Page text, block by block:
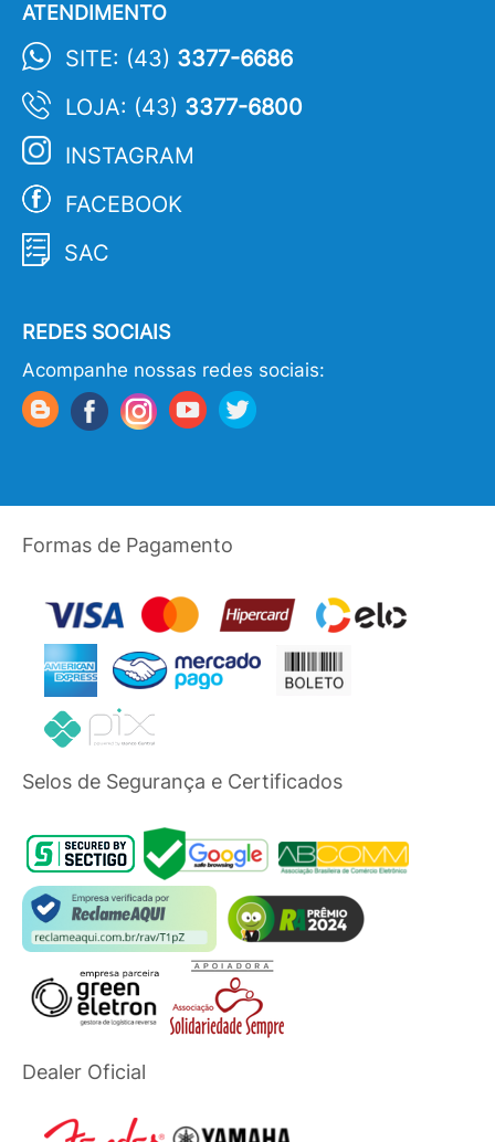
ATENDIMENTO
SITE: (43) 3377-6686
LOJA: (43) 3377-6800
INSTAGRAM
FACEBOOK
SAC
REDES SOCIAIS
Acompanhe nossas redes sociais:
Formas de Pagamento
Selos de Segurança e Certificados
Dealer Oficial